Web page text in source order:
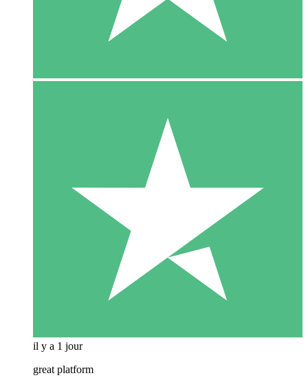
il y a 1 jour
great platform